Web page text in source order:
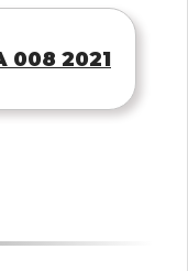
008 2021